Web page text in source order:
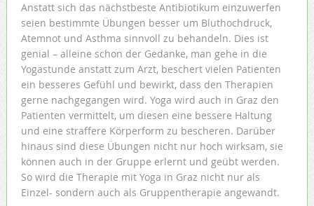
Anstatt sich das nächstbeste Antibiotikum einzuwerfen
seien bestimmte Übungen besser um Bluthochdruck,
Atemnot und Asthma sinnvoll zu behandeln. Dies ist
genial – alleine schon der Gedanke, man gehe in die
Yogastunde anstatt zum Arzt, beschert vielen Patienten
ein besseres Gefühl und bewirkt, dass den Therapien
gerne nachgegangen wird. Yoga wird auch in Graz den
Patienten vermittelt, um diesen eine bessere Haltung
und eine straffere Körperform zu bescheren. Darüber
hinaus sind diese Übungen nicht nur hoch wirksam, sie
können auch in der Gruppe erlernt und geübt werden.
So wird die Therapie mit Yoga in Graz nicht nur als
Einzel- sondern auch als Gruppentherapie angewandt.